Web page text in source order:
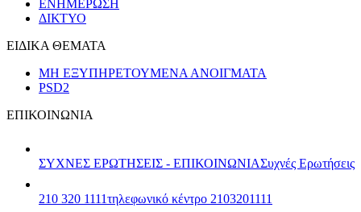
ΕΝΗΜΕΡΩΣΗ
ΔΙΚΤΥΟ
ΕΙΔΙΚΑ ΘΕΜΑΤΑ
ΜΗ ΕΞΥΠΗΡΕΤΟΥΜΕΝΑ ΑΝΟΙΓΜΑΤΑ
PSD2
ΕΠΙΚΟΙΝΩΝΙΑ
ΣΥΧΝΕΣ ΕΡΩΤΗΣΕΙΣ - ΕΠΙΚΟΙΝΩΝΙΑΣυχνές Ερωτήσεις
210 320 1111τηλεφωνικό κέντρο 2103201111